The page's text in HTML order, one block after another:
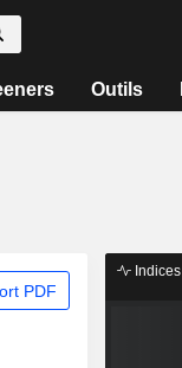
Outils
PDF
Indices